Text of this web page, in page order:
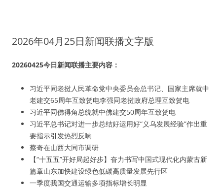
2026年04月25日新闻联播文字版
20260425今日新闻联播主要内容：
习近平同老挝人民革命党中央委员会总书记、国家主席就中
老建交65周年互致贺电李强同老挝政府总理互致贺电
习近平同佛得角总统就中佛建交50周年互致贺电
习近平总书记对进一步总结好运用好“义乌发展经验”作出重
要指示引发热烈反响
蔡奇在山西大同市调研
【“十五五”开好局起好步】奋力书写中国式现代化内蒙古新
篇章山东加快建设绿色低碳高质量发展先行区
一季度我国交通运输多项指标增长明显